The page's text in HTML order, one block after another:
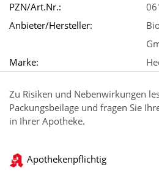
PZN/Art.Nr.:
Anbieter/Hersteller:
Marke:
Zu Risiken und Nebenwirkungen
Packungsbeilage und fragen Sie
in Ihrer Apotheke.
Apothekenpflichtig